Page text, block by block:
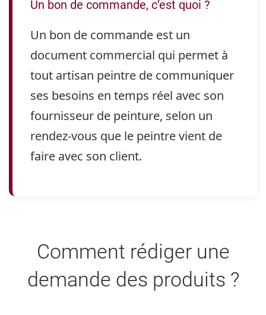
Un bon de commande, c’est quoi ?
Un bon de commande est un
document commercial qui permet à
tout artisan peintre de communiquer
ses besoins en temps réel avec son
fournisseur de peinture, selon un
rendez-vous que le peintre vient de
faire avec son client.
Comment rédiger une
demande des produits ?